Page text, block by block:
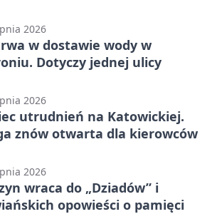
2026
w dostawie wody w
Dotyczy jednej ulicy
2026
utrudnień na Katowickiej.
znów otwarta dla kierowców
2026
wraca do „Dziadów” i
opowieści o pamięci